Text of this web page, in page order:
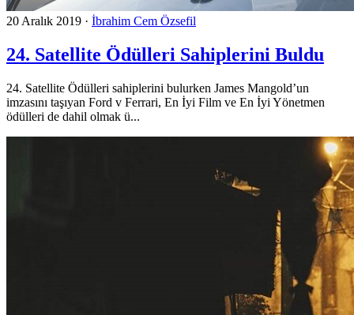
20 Aralık 2019 · İbrahim Cem Özsefil
24. Satellite Ödülleri Sahiplerini Buldu
24. Satellite Ödülleri sahiplerini bulurken James Mangold’un
imzasını taşıyan Ford v Ferrari, En İyi Film ve En İyi Yönetmen
ödülleri de dahil olmak ü...